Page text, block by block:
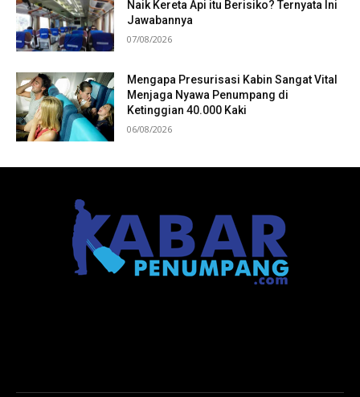
Naik Kereta Api itu Berisiko? Ternyata Ini
Jawabannya
07/08/2026
Mengapa Presurisasi Kabin Sangat Vital
Menjaga Nyawa Penumpang di
Ketinggian 40.000 Kaki
06/08/2026